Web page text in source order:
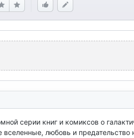
серии книг и комиксов о
любовь и предательство